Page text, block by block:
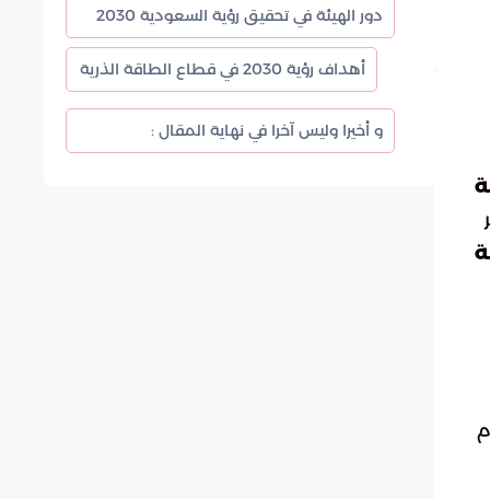
دور الهيئة في تحقيق رؤية السعودية 2030
أهداف رؤية 2030 في قطاع الطاقة الذرية
و أخيرا وليس آخرا في نهاية المقال :